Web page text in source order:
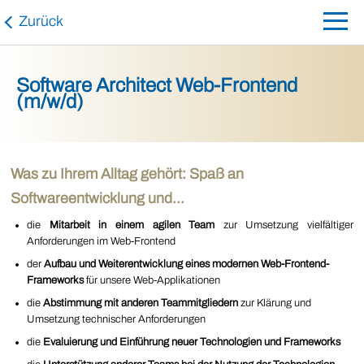
Software Architect Web-Frontend
(m/w/d)
Zurück
Was zu Ihrem Alltag gehört: Spaß an
Softwareentwicklung und...
die Mitarbeit in einem agilen Team zur Umsetzung vielfältiger
Anforderungen im Web-Frontend
derAufbau und Weiterentwicklung eines modernen Web-Frontend-
Frameworksfür unsere Web-Applikationen
dieAbstimmung mit anderen Teammitgliedern zur Klärung und
Umsetzung technischer Anforderungen
die Evaluierung und Einführung neuer Technologien und Frameworks